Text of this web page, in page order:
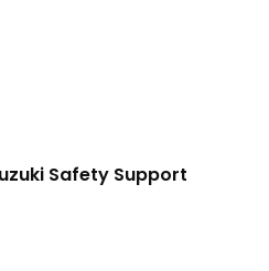
Safety Support